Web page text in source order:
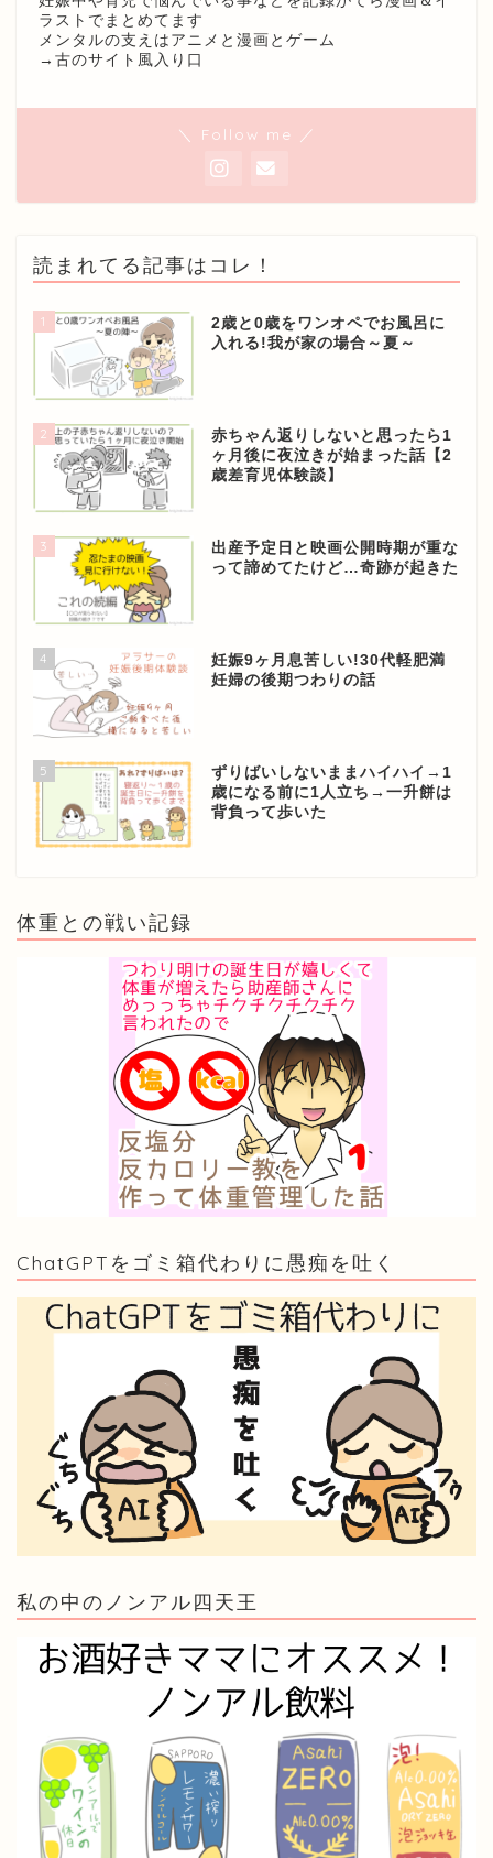
ラストでまとめてます
メンタルの支えはアニメと漫画とゲーム
→ 古のサイト風入り口
＼ Follow me ／
読まれてる記事はコレ！
1
2歳と0歳をワンオペでお風呂に
入れる!我が家の場合～夏～
2
赤ちゃん返りしないと思ったら1
ヶ月後に夜泣きが始まった話【2
歳差育児体験談】
3
出産予定日と映画公開時期が重な
って諦めてたけど…奇跡が起きた
4
妊娠9ヶ月息苦しい!30代軽肥満
妊婦の後期つわりの話
5
ずりばいしないままハイハイ→1
歳になる前に1人立ち→一升餅は
背負って歩いた
体重との戦い記録
ChatGPTをゴミ箱代わりに愚痴を吐く
私の中のノンアル四天王